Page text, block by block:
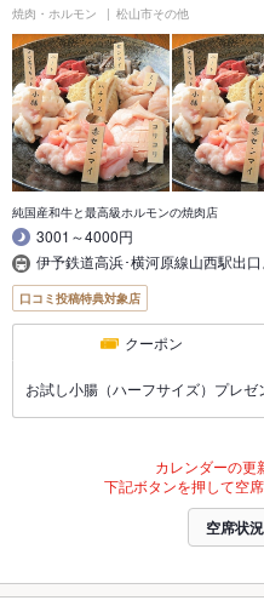
焼肉・ホルモン 松山市その他
純国産和牛と最高級ホルモンの焼肉店
3001～4000円
伊予鉄道高浜･横河原線山西駅出
口コミ投稿特典対象店
クーポン
お試し小腸（ハーフサイズ）プレゼ
カレンダーの更
下記ボタンを押して空
空席状